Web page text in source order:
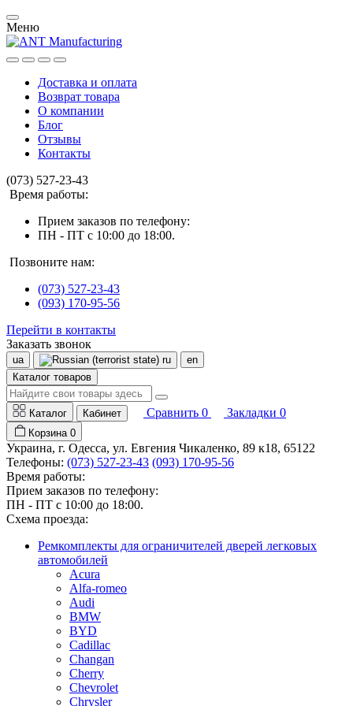
Меню
Доставка и оплата
Возврат товара
О компании
Блог
Отзывы
Контакты
(073) 527-23-43
Время работы:
Прием заказов по телефону:
ПН - ПТ с 10:00 до 18:00.
Позвоните нам:
(073) 527-23-43
(093) 170-95-56
Перейти в контакты
Заказать звонок
ua ru
en
Каталог товаров
Каталог Кабинет Сравнить 0 Закладки 0
Корзина 0
Украина, г. Одесса, ул. Евгения Чикаленко, 89 к18, 65122
Телефоны: (073) 527-23-43 (093) 170-95-56
Время работы:
Прием заказов по телефону:
ПН - ПТ с 10:00 до 18:00.
Схема проезда:
Ремкомплекты для ограничителей дверей легковых
автомобилей
Acura
Alfa-romeo
Audi
BMW
BYD
Cadillac
Changan
Cherry
Chevrolet
Chrysler